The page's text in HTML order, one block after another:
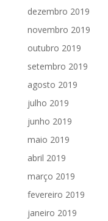
dezembro 2019
novembro 2019
outubro 2019
setembro 2019
agosto 2019
julho 2019
junho 2019
maio 2019
abril 2019
março 2019
fevereiro 2019
janeiro 2019